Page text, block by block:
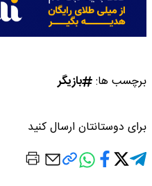
برچسب ها: بازیگر
برای دوستانتان ارسال کنید